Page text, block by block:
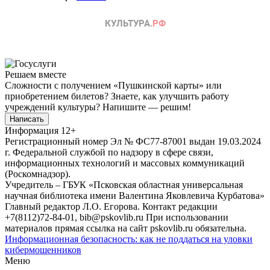
Решаем вместе
Сложности с получением «Пушкинской карты» или
приобретением билетов? Знаете, как улучшить работу
учреждений культуры? Напишите — решим!
Написать
Информация 12+
Регистрационный номер Эл № ФС77-87001 выдан 19.03.2024
г. Федеральной службой по надзору в сфере связи,
информационных технологий и массовых коммуникаций
(Роскомнадзор).
Учредитель – ГБУК «Псковская областная универсальная
научная библиотека имени Валентина Яковлевича Курбатова»
Главный редактор Л.О. Егорова. Контакт редакции
+7(8112)72-84-01, bib@pskovlib.ru При использовании
материалов прямая ссылка на сайт pskovlib.ru обязательна.
Информационная безопасность: как не поддаться на уловки
кибермошенников
Меню